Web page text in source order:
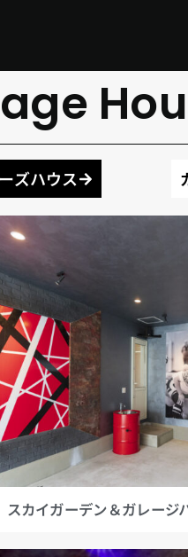
ズハウス
スカイガーデン＆ガレージ